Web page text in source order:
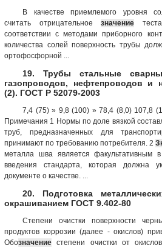
В качестве приемлемого уровня
считать отрицательное значение
соответствии с методами приборного
количества солей поверхность трубы
ортофосфорной ...
19. Трубы стальные
газопроводов, нефтепроводов и
(2). ГОСТ Р 52079-2003
7,4 (75) » 9,8 (100) » 78,4 (8,0) 107,8
Примечания 1 Нормы по доле вязкой
труб, предназначенных для
принимают по требованию потребителя. 2
металла шва является факультативным
введения стандарта, которая должна
документе о качестве. ...
20. Подготовка
окрашиванием ГОСТ 9.402-80
Степени очистки поверхности
продуктов коррозии (далее - окислов)
Обозначение степени очистки от